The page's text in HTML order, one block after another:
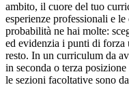
ambito, il cuore del tuo
esperienze professionali e
probabilità ne hai molte:
ed evidenzia i punti di
resto. In un curriculum da
in seconda o terza
le sezioni facoltative sono